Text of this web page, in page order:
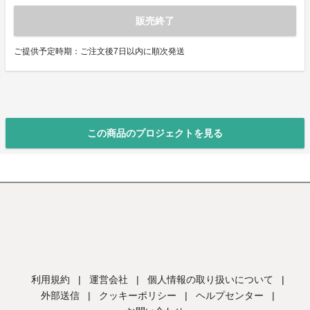
販売終了
ご提供予定時期：ご注文後7日以内に順次発送
この商品のプロジェクトを見る
利用規約 | 運営会社 | 個人情報の取り扱いについて
|
外部送信
| クッキーポリシー | ヘルプセンター
|